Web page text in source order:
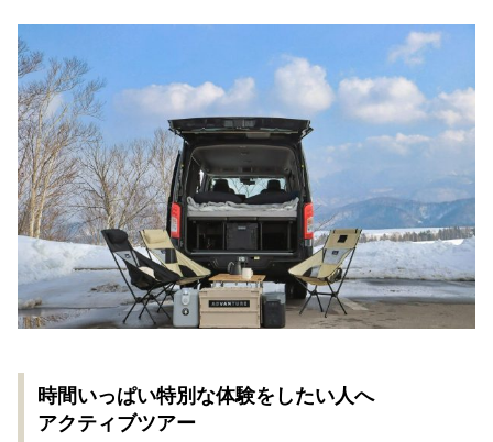
時間いっぱい特別な体験をしたい人へ
アクティブツアー